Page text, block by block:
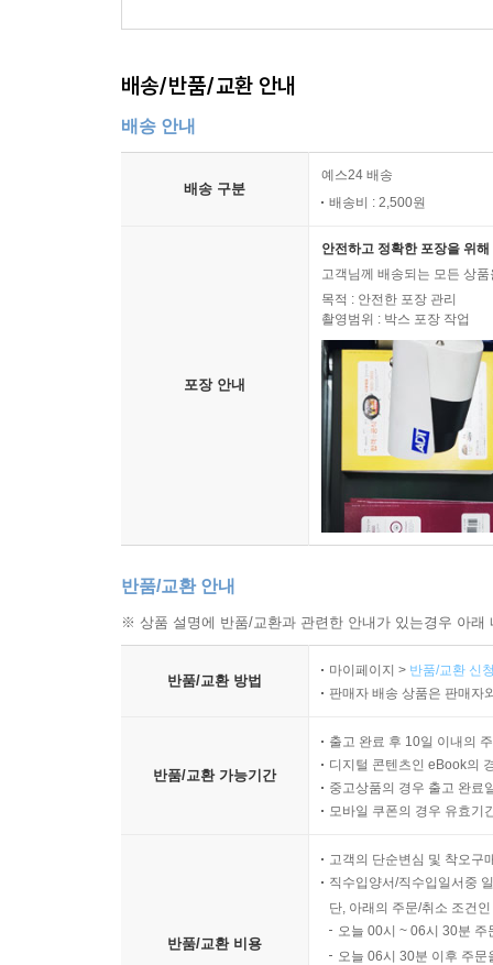
배송/반품/교환 안내
배송 안내
배송 구분
예스24 배송
배송비 : 2,500원
포장 안내
안전하고 정확한 포장을 위
고객님께 배송되는 모든 상
목적 : 안전한 포장 관리
촬영범위 : 박스 포장 작업
반품/교환 안내
※ 상품 설명에 반품/교환과 관련한 안내가 있는경우 아
반품/교환 방법
마이페이지 > 반품/교환 신
판매자 배송 상품은 판매자
반품/교환 가능기간
출고 완료 후 10일 이내의
디지털 콘텐츠인 eBook의
중고상품의 경우 출고 완료
모바일 쿠폰의 경우 유효기
반품/교환 비용
고객의 단순변심 및 착오구
직수입양서/직수입일서중
단, 아래의 주문/취소 조건
오늘 00시 ~ 06시 30분
오늘 06시 30분 이후 주